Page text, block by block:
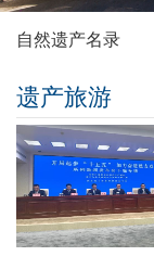
自然遗产名录
遗产旅游